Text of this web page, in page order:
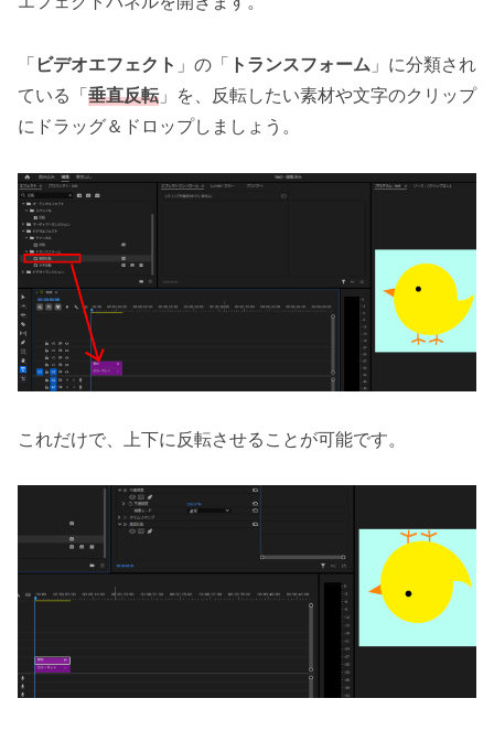
「 ビデオエフェクト 」の「 トランスフォーム 」に分類され
ている「垂直反転」を、反転したい素材や文字のクリップ
にドラッグ＆ドロップしましょう。
これだけで、上下に反転させることが可能です。